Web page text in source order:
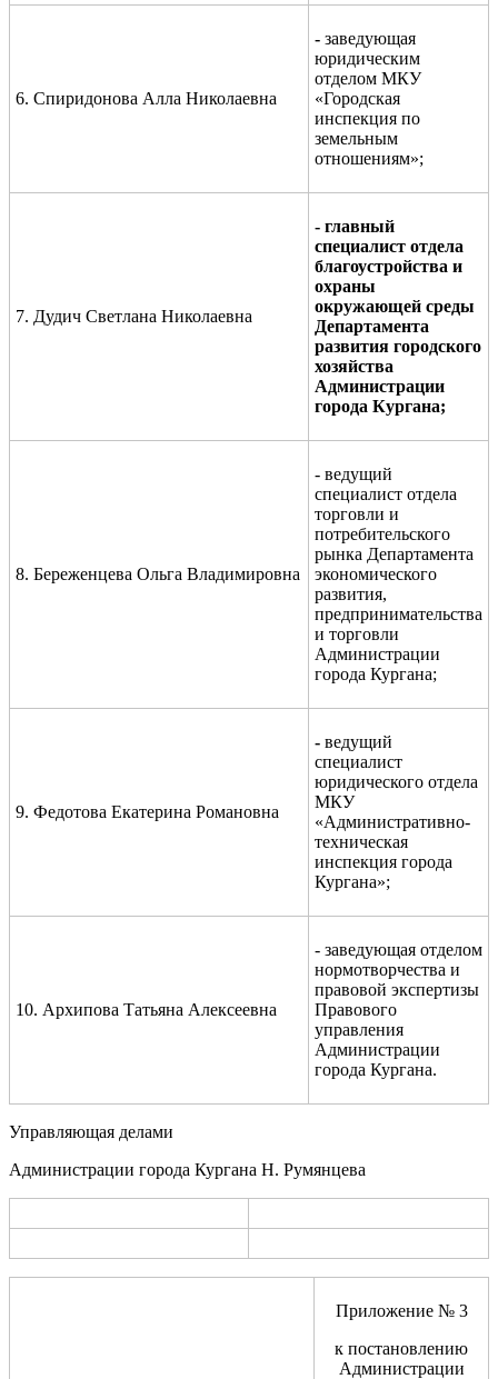
6. Спиридонова Алла Николаевна
- заведующая
юридическим
отделом МКУ
«Городская
инспекция по
земельным
отношениям»;
7. Дудич Светлана Николаевна
- главный
специалист отдела
благоустройства и
охраны
окружающей среды
Департамента
развития городского
хозяйства
Администрации
города Кургана;
8. Береженцева Ольга Владимировна
- ведущий
специалист отдела
торговли и
потребительского
рынка Департамента
экономического
развития,
предпринимательства
и торговли
Администрации
города Кургана;
9. Федотова Екатерина Романовна
- ведущий
специалист
юридического отдела
МКУ
«Административно-
техническая
инспекция города
Кургана»;
10. Архипова Татьяна Алексеевна
- заведующая отделом
нормотворчества и
правовой экспертизы
Правового
управления
Администрации
города Кургана.
Управляющая делами
Администрации города Кургана Н. Румянцева
Приложение № 3
к постановлению
Администрации